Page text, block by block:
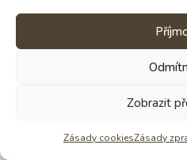
Zobrazit
Zásady cookiesZásady
Věděli jste, že